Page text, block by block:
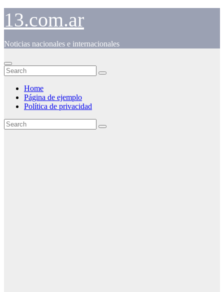
Skip
content
13.com.ar
Noticias nacionales e internacionales
Home
Página de ejemplo
Política de privacidad